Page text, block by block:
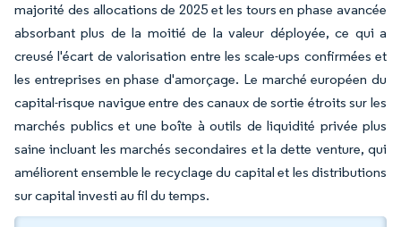
majorité des allocations de 2025 et les tours en phase avancée
absorbant plus de la moitié de la valeur déployée, ce qui a
creusé l'écart de valorisation entre les scale-ups confirmées et
les entreprises en phase d'amorçage. Le marché européen du
capital-risque navigue entre des canaux de sortie étroits sur les
marchés publics et une boîte à outils de liquidité privée plus
saine incluant les marchés secondaires et la dette venture, qui
améliorent ensemble le recyclage du capital et les distributions
sur capital investi au fil du temps.